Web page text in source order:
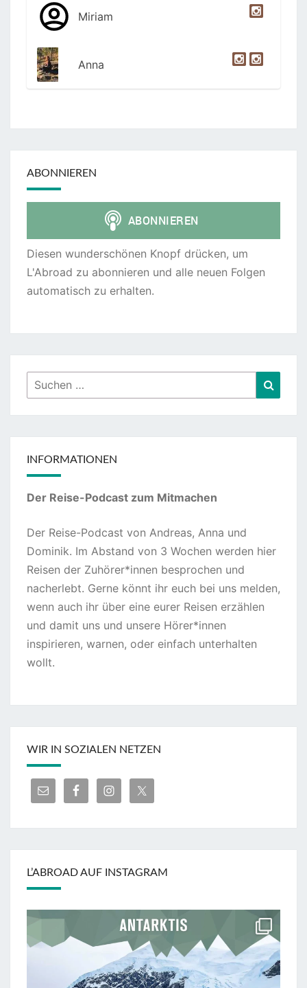
Miriam
Anna
ABONNIEREN
Diesen wunderschönen Knopf drücken, um
L'Abroad zu abonnieren und alle neuen Folgen
automatisch zu erhalten.
Suchen
nach:
INFORMATIONEN
Der Reise-Podcast zum Mitmachen
Der Reise-Podcast von Andreas, Anna und
Dominik. Im Abstand von 3 Wochen werden hier
Reisen der Zuhörer*innen besprochen und
nacherlebt. Gerne könnt ihr euch bei uns melden,
wenn auch ihr über eine eurer Reisen erzählen
und damit uns und unsere Hörer*innen
inspirieren, warnen, oder einfach unterhalten
wollt.
WIR IN SOZIALEN NETZEN
L’ABROAD AUF INSTAGRAM